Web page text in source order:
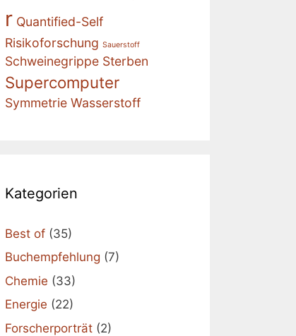
r Quantified-Self
Risikoforschung Sauerstoff
Schweinegrippe Sterben
Supercomputer
Symmetrie Wasserstoff
Kategorien
Best of (35)
Buchempfehlung (7)
Chemie (33)
Energie (22)
Forscherporträt (2)